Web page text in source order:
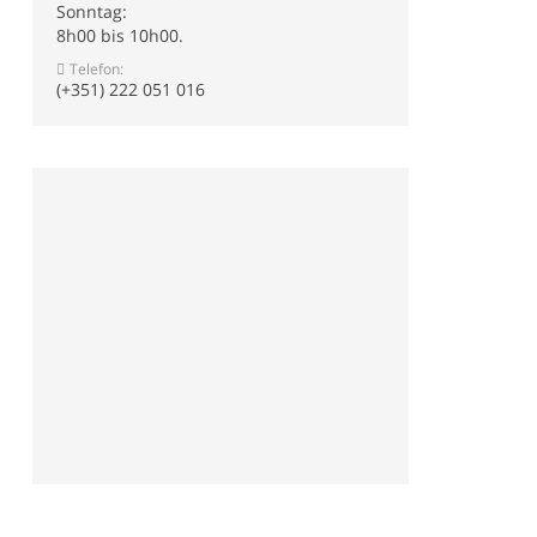
Sonntag:
8h00 bis 10h00.
Telefon:
(+351) 222 051 016